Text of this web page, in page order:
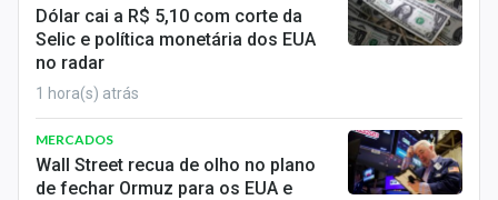
Expediente
Contato
Dólar cai a R$ 5,10 com corte da
Selic e política monetária dos EUA
no radar
1 hora(s) atrás
MERCADOS
Wall Street recua de olho no plano
de fechar Ormuz para os EUA e